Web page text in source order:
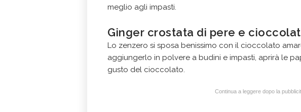
meglio agli impasti.
Ginger crostata di pere e
Lo zenzero si sposa benissimo con il cioccolato
aggiungerlo in polvere a budini e impasti, aprirà le
gusto del cioccolato.
Continua a leggere dopo la